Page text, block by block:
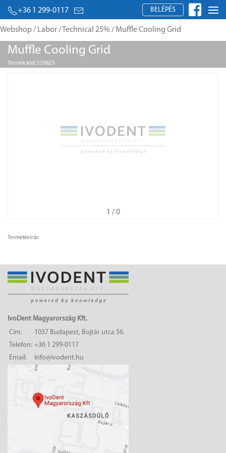
+36 1 299-0117 BELÉPÉS
Webshop/ Labor/Technical 25% / Muffle Cooling Grid
Muffle Cooling Grid
Termék kód: 559823
1 / 0
Termékleírás:
IvoDent Magyarország Kft.
Cím:
1037 Budapest, Bojtár utca 56.
Telefon: +36 1 299-0117
Email:
info@ivodent.hu